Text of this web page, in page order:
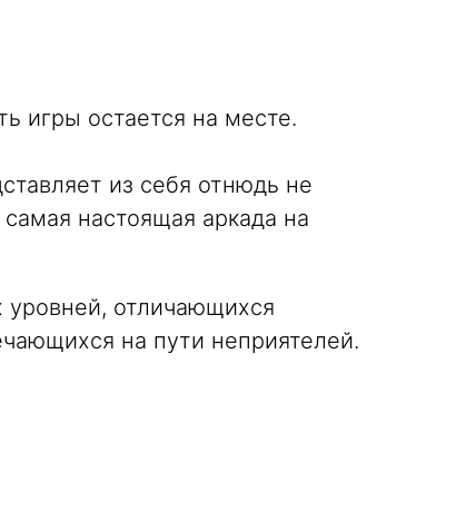
игры остается на месте.
из себя отнюдь не
настоящая аркада на
уровней, отличающихся
на пути неприятелей.